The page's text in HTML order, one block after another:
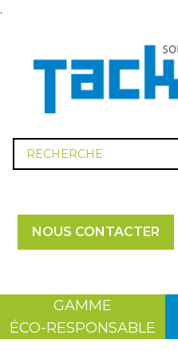
.
Recherche
de
produits
NOUS CONTACTER
GAMME
ÉCO-RESPONSABLE